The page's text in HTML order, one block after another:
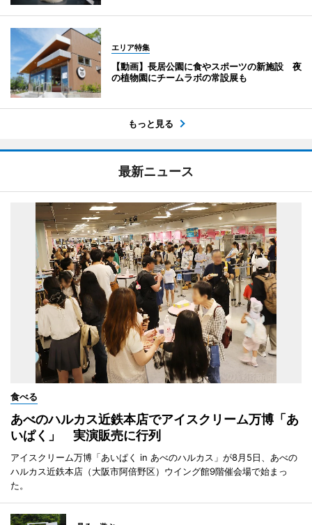
エリア特集
【動画】長居公園に食やスポーツの新施設 夜
の植物園にチームラボの常設展も
もっと見る
最新ニュース
食べる
あべのハルカス近鉄本店でアイスクリーム万博「あ
いぱく」 実演販売に行列
アイスクリーム万博「あいぱく in あべのハルカス」が8月5日、あべの
ハルカス近鉄本店（大阪市阿倍野区）ウイング館9階催会場で始まっ
た。